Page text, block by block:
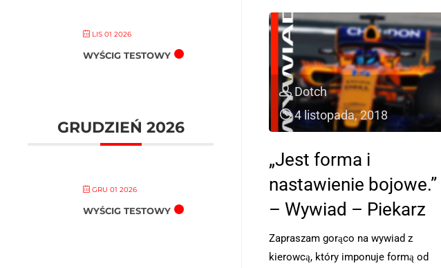
Dotch
4 listopada, 2018
„Jest forma i
nastawienie bojowe.”
– Wywiad – Piekarz
Zapraszam gorąco na wywiad z
kierowcą, który imponuje formą od
LIS 01 2026
WYŚCIG TESTOWY
GRUDZIEŃ 2026
GRU 01 2026
WYŚCIG TESTOWY